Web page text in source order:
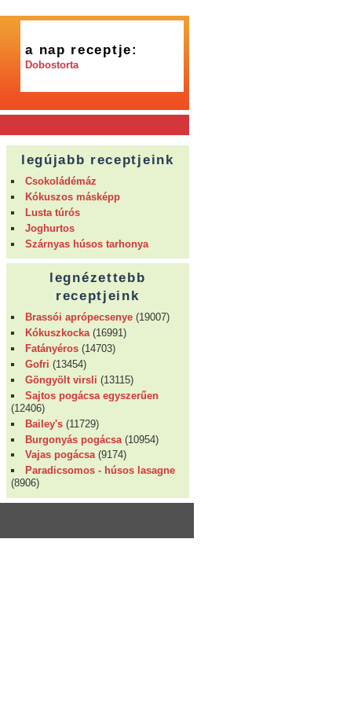
a nap receptje:
Dobostorta
legújabb receptjeink
Csokoládémáz
Kókuszos másképp
Lusta túrós
Joghurtos
Szárnyas húsos tarhonya
legnézettebb
receptjeink
Brassói aprópecsenye (19007)
Kókuszkocka(16991)
Fatányéros (14703)
Gofri (13454)
Göngyölt virsli (13115)
Sajtos pogácsa egyszerűen
(12406)
Bailey's (11729)
Burgonyás pogácsa (10954)
Vajas pogácsa(9174)
Paradicsomos - húsos lasagne
(8906)